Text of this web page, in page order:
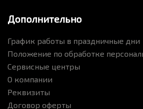
Дополнительно
График работы в праздничные дни
Положение по обработке
Сервисные центры
О компании
Реквизиты
Договор оферты